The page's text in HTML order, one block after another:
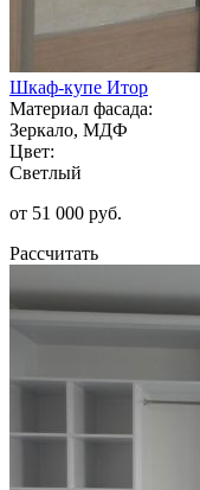
Шкаф-купе Итор
Материал фасада:
Зеркало, МДФ
Цвет:
Светлый
от 51 000 руб.
Рассчитать